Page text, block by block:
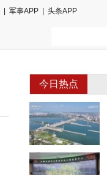
军事APP 头条APP
今日热点